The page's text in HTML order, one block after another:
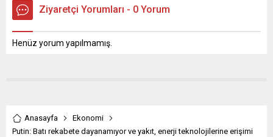
Ziyaretçi Yorumları - 0 Yorum
Henüz yorum yapılmamış.
Anasayfa
Ekonomi
Putin: Batı rekabete dayanamıyor ve yakıt, enerji teknolojilerine erişimi